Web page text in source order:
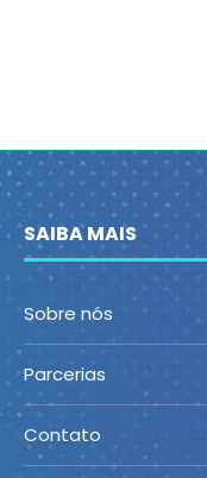
SAIBA MAIS
Sobre nós
Parcerias
Contato